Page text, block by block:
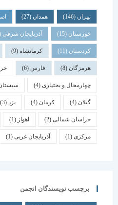
همدان اصفهان (20)
خوزستان(15) آذربایجان شرقی(12)
کردستان(11) کرمانشاه(9) گلستان
هرمزگان(8) فارس خراسان
چهارمحال و بختیاری (4) سیستان و
کرمان یزد
خراسان شمالی(2) اهواز
(1) آذربایجان غربی(1) ایلام
برچسب نویسندگان انجمن